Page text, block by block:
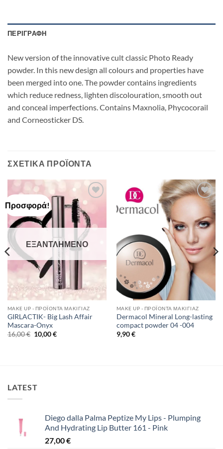
ΠΕΡΙΓΡΑΦΉ
New version of the innovative cult classic Photo Ready
powder. In this new design all colours and properties have
been merged into one. The powder contains ingredients
which reduce redness, lighten discolouration, smooth out
and conceal imperfections. Contains Maxnolia, Phycocorail
and Corneosticker DS.
ΣΧΕΤΙΚΆ ΠΡΟΪΌΝΤΑ
Προσφορά!
Add to
Wishlist
ΕΞΑΝΤΛΗΜΈΝΟ
MAKE UP - ΠΡΟΪΌΝΤΑ ΜΑΚΙΓΙΆΖ
GIRLACTIK- Big Lash Affair
Mascara-Onyx
16,00€ Original
price
10,00€Η
Add to
MAKE UP - ΠΡΟΪΌΝΤΑ ΜΑΚΙΓΙΆΖ
Dermacol Mineral Long-lasting
compact powder 04 -004
9,90€
LATEST
Diego dalla Palma Peptize My Lips - Plumping
And Hydrating Lip Butter 161 - Pink
27,00€